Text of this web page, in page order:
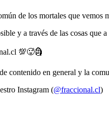
de los mortales que vemos
y a través de las cosas
💯🥵🗿
contenido en general y la
Instagram (@fraccional.cl)